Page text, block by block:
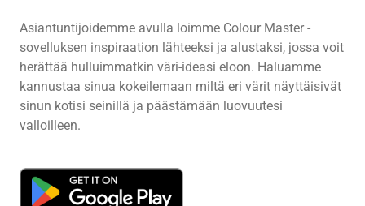
Asiantuntijoidemme avulla loimme Colour Master -
sovelluksen inspiraation lähteeksi ja alustaksi, jossa voit
herättää hulluimmatkin väri-ideasi eloon. Haluamme
kannustaa sinua kokeilemaan miltä eri värit näyttäisivät
sinun kotisi seinillä ja päästämään luovuutesi
valloilleen.